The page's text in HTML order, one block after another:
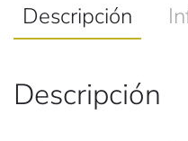
Descripción
Descripción